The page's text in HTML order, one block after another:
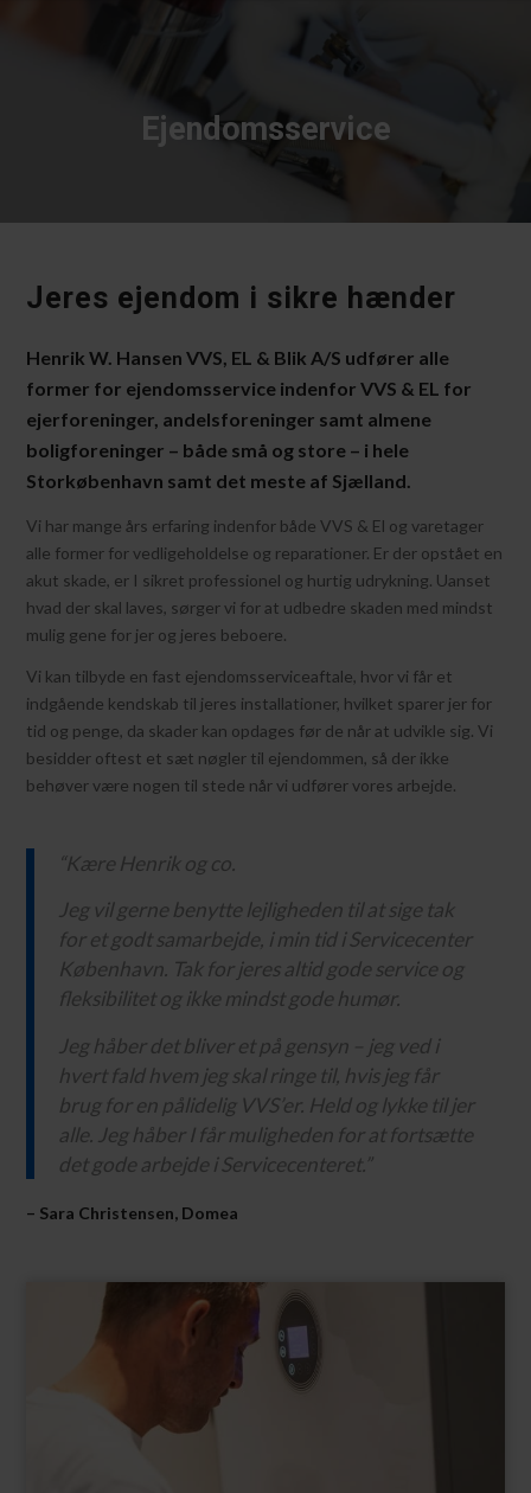
Ejendomsservice
Jeres ejendom i sikre hænder
Henrik W. Hansen VVS, EL & Blik A/S udfører alle
former for ejendomsservice indenfor VVS & EL for
ejerforeninger, andelsforeninger samt almene
boligforeninger – både små og store – i hele
Storkøbenhavn samt det meste af Sjælland.
Vi har mange års erfaring indenfor både VVS & El og varetager
alle former for vedligeholdelse og reparationer. Er der opstået en
akut skade, er I sikret professionel og hurtig udrykning. Uanset
hvad der skal laves, sørger vi for at udbedre skaden med mindst
mulig gene for jer og jeres beboere.
Vi kan tilbyde en fast ejendomsserviceaftale, hvor vi får et
indgående kendskab til jeres installationer, hvilket sparer jer for
tid og penge, da skader kan opdages før de når at udvikle sig. Vi
besidder oftest et sæt nøgler til ejendommen, så der ikke
behøver være nogen til stede når vi udfører vores arbejde.
“Kære Henrik og co.
Jeg vil gerne benytte lejligheden til at sige tak
for et godt samarbejde, i min tid i Servicecenter
København. Tak for jeres altid gode service og
fleksibilitet og ikke mindst gode humør.
Jeg håber det bliver et på gensyn – jeg ved i
hvert fald hvem jeg skal ringe til, hvis jeg får
brug for en pålidelig VVS’er. Held og lykke til jer
alle. Jeg håber I får muligheden for at fortsætte
det gode arbejde i Servicecenteret.”
– Sara Christensen, Domea